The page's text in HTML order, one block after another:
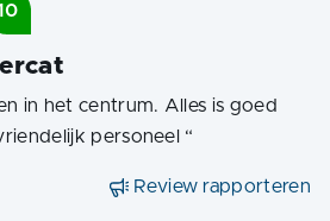
in het centrum. Alles is goed
personeel “
Review rapporteren